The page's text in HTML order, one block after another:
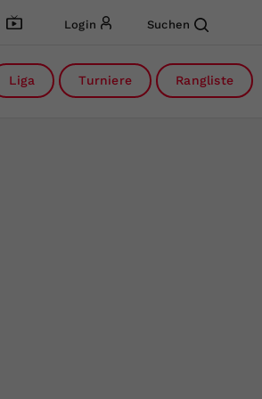
Login Suchen
Liga Turniere Rangliste